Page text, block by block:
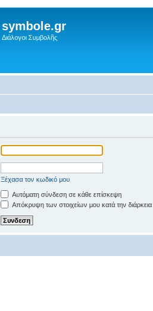
symbole.gr
Διάλογοι Συμβολῆς
Ξέχασα τον κωδικό μου
Αυτόματη σύνδεση σε κάθε επίσκεψη
Απόκρυψη των στοιχείων μου κατά την